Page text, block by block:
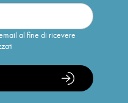
al fine di ricevere